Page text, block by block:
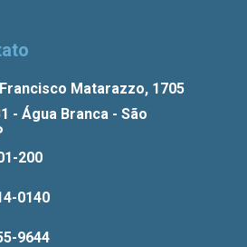
Matarazzo, 1705
- Água Branca - São
200
0140
9644